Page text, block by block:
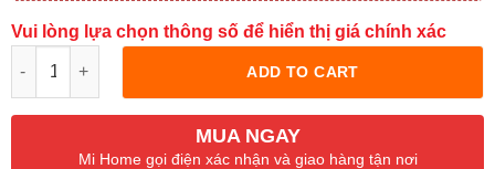
Vui lòng lựa chọn thông số để hiển thị giá chính xác
ADD TO CART
MUA NGAY
Mi Home gọi điện xác nhận và giao hàng tận nơi